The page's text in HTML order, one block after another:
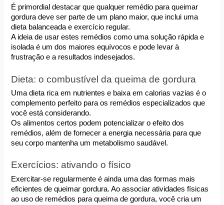
É primordial destacar que qualquer remédio para queimar
gordura deve ser parte de um plano maior, que inclui uma
dieta balanceada e exercício regular.
A ideia de usar estes remédios como uma solução rápida e
isolada é um dos maiores equívocos e pode levar à
frustração e a resultados indesejados.
Dieta: o combustível da queima de gordura
Uma dieta rica em nutrientes e baixa em calorias vazias é o
complemento perfeito para os remédios especializados que
você está considerando.
Os alimentos certos podem potencializar o efeito dos
remédios, além de fornecer a energia necessária para que
seu corpo mantenha um metabolismo saudável.
Exercícios: ativando o físico
Exercitar-se regularmente é ainda uma das formas mais
eficientes de queimar gordura. Ao associar atividades físicas
ao uso de remédios para queima de gordura, você cria um